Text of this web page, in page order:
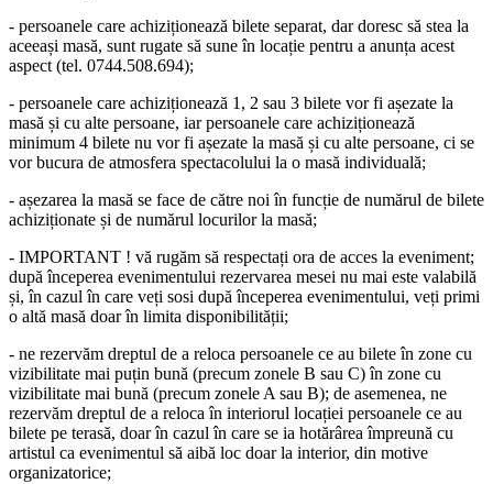
- persoanele care achiziționează bilete separat, dar doresc să stea la
aceeași masă, sunt rugate să sune în locație pentru a anunța acest
aspect (tel. 0744.508.694);
- persoanele care achiziționează 1, 2 sau 3 bilete vor fi așezate la
masă și cu alte persoane, iar persoanele care achiziționează
minimum 4 bilete nu vor fi așezate la masă și cu alte persoane, ci se
vor bucura de atmosfera spectacolului la o masă individuală;
- așezarea la masă se face de către noi în funcție de numărul de bilete
achiziționate și de numărul locurilor la masă;
- IMPORTANT ! vă rugăm să respectați ora de acces la eveniment;
după începerea evenimentului rezervarea mesei nu mai este valabilă
și, în cazul în care veți sosi după începerea evenimentului, veți primi
o altă masă doar în limita disponibilității;
- ne rezervăm dreptul de a reloca persoanele ce au bilete în zone cu
vizibilitate mai puțin bună (precum zonele B sau C) în zone cu
vizibilitate mai bună (precum zonele A sau B); de asemenea, ne
rezervăm dreptul de a reloca în interiorul locației persoanele ce au
bilete pe terasă, doar în cazul în care se ia hotărârea împreună cu
artistul ca evenimentul să aibă loc doar la interior, din motive
organizatorice;